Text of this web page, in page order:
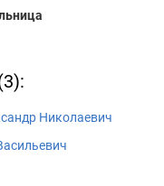
Николаевич